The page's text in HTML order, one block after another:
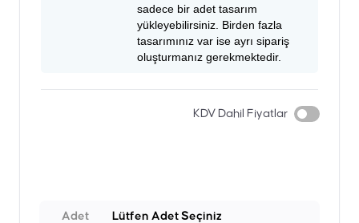
sadece bir adet tasarım
yükleyebilirsiniz. Birden fazla
tasarımınız var ise ayrı sipariş
oluşturmanız gerekmektedir.
KDV Dahil Fiyatlar
Adet Lütfen Adet Seçiniz